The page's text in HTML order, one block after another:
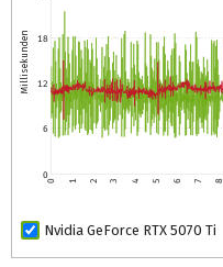
0
6
12
18
Millisekunden
0 1 2 3 4 5 6 7 8
Nvidia GeForce RTX 5070 Ti